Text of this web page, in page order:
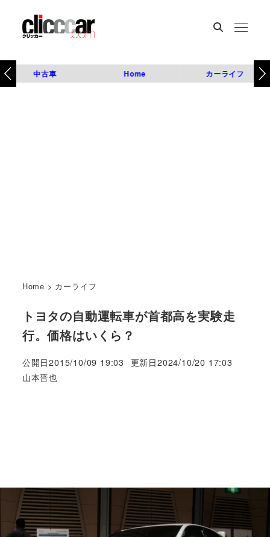
中古車 Home カーライフ
Home > カーライフ
トヨタの自動運転車が首都高を実験走
行。価格はいくら？
公開日2015/10/09 19:03 更新日2024/10/20 17:03
著
山本晋也